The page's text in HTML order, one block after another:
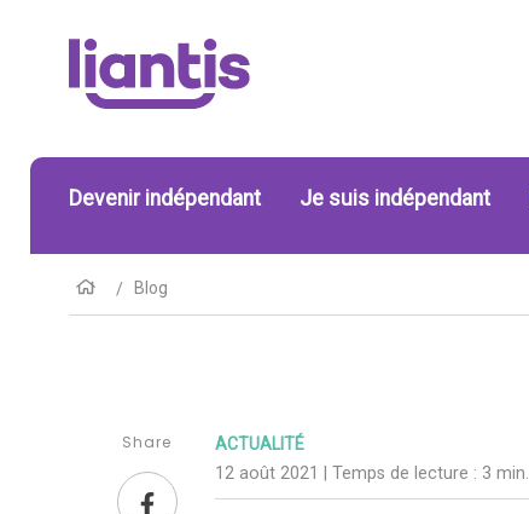
Devenir indépendant Je suis indépendant
Blog
Share ACTUALITÉ
12 août 2021 | Temps de lecture : 3 min.